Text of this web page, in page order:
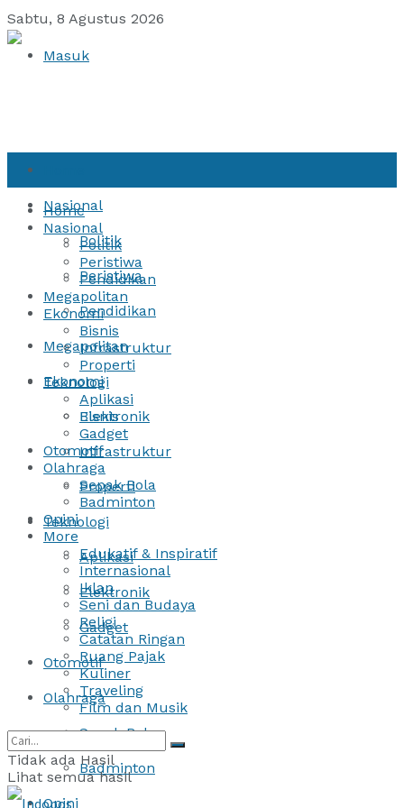
Sabtu, 8 Agustus 2026
Masuk
Nasional
Politik
Peristiwa
Pendidikan
Megapolitan
Ekonomi
Bisnis
Infrastruktur
Properti
Teknologi
Aplikasi
Elektronik
Gadget
Otomotif
Olahraga
Sepak Bola
Badminton
Opini
Home
Nasional
Politik
Peristiwa
Pendidikan
Megapolitan
Ekonomi
Bisnis
Infrastruktur
Properti
Teknologi
Aplikasi
Elektronik
Gadget
Otomotif
Olahraga
Sepak Bola
Badminton
Opini
More
Edukatif & Inspiratif
Internasional
Iklan
Seni dan Budaya
Religi
Catatan Ringan
Ruang Pajak
Kuliner
Traveling
Film dan Musik
Tidak ada Hasil
Lihat semua hasil